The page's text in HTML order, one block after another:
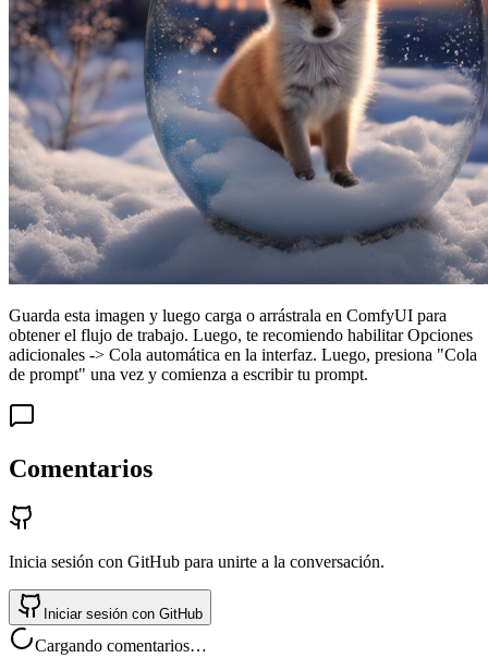
Guarda esta imagen y luego carga o arrástrala en ComfyUI para
obtener el flujo de trabajo. Luego, te recomiendo habilitar Opciones
adicionales -> Cola automática en la interfaz. Luego, presiona "Cola
de prompt" una vez y comienza a escribir tu prompt.
Comentarios
Inicia sesión con GitHub para unirte a la conversación.
Iniciar sesión con GitHub
Cargando comentarios…